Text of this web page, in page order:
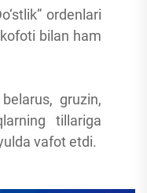
ordenlari
bilan ham
gruzin,
tillariga
vafot etdi.